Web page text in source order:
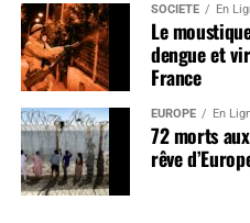
SOCIÉTÉ En
Le
dengue et
France
EUROPE En
72 morts
rêve